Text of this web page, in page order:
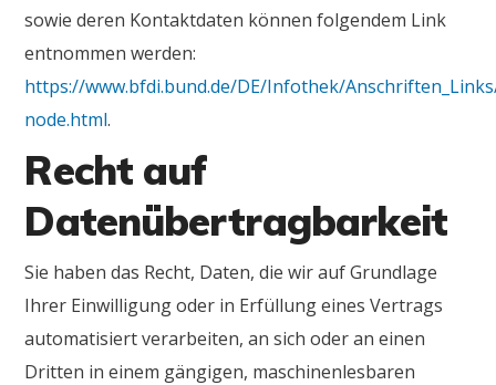
sowie deren Kontaktdaten können folgendem Link
entnommen werden:
https://www.bfdi.bund.de/DE/Infothek/
node.html.
Recht auf
Datenübertragbarkeit
Sie haben das Recht, Daten, die wir auf Grundlage
Ihrer Einwilligung oder in Erfüllung eines Vertrags
automatisiert verarbeiten, an sich oder an einen
Dritten in einem gängigen, maschinenlesbaren